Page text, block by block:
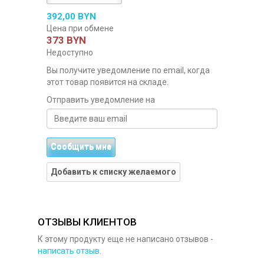
392,00 BYN
Цена при обмене
373 BYN
Недоступно
Вы получите уведомление по email, когда
этот товар появится на складе.
Отправить уведомление на
Сообщить мне
Добавить к списку желаемого
ОТЗЫВЫ КЛИЕНТОВ
К этому продукту еще не написано отзывов -
написать отзыв